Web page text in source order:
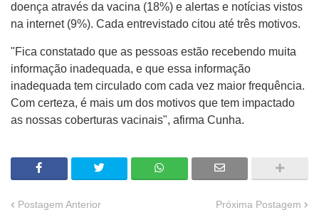
doença através da vacina (18%) e alertas e notícias vistos
na internet (9%). Cada entrevistado citou até três motivos.
"Fica constatado que as pessoas estão recebendo muita
informação inadequada, e que essa informação
inadequada tem circulado com cada vez maior frequência.
Com certeza, é mais um dos motivos que tem impactado
as nossas coberturas vacinais", afirma Cunha.
Postagem Anterior Próxima Postagem